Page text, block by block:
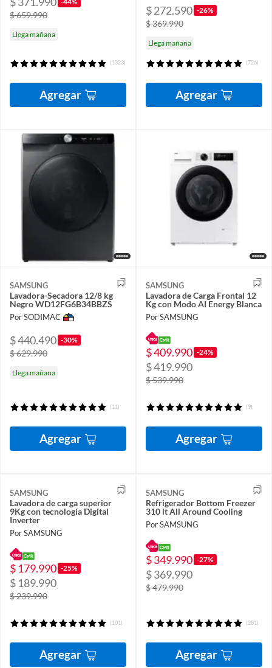
$ 659.990
Llega mañana
(1323)
Agregar
$ 272.590 -26%
$ 369.990
Llega mañana
(726)
Agregar
SAMSUNG
Lavadora-Secadora 12/8 kg
Negro WD12FG6B34BBZS
Por SODIMAC
$ 440.490 -30%
$ 629.990
Llega mañana
(11)
Agregar
SAMSUNG
Lavadora de Carga Frontal 12
Kg con Modo AI Energy Blanca
Por SAMSUNG
$ 409.990 -24%
$ 419.990
$ 539.990
(9)
Agregar
SAMSUNG
Lavadora de carga superior
9Kg con tecnología Digital
Inverter
Por SAMSUNG
$ 179.990 -25%
$ 189.990
$ 239.990
(101)
Agregar
SAMSUNG
Refrigerador Bottom Freezer
310 lt All Around Cooling
Por SAMSUNG
$ 349.990 -27%
$ 369.990
$ 479.990
(281)
Agregar